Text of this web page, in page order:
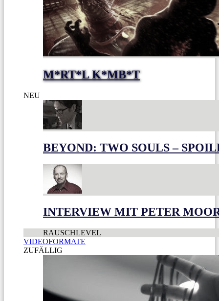
M*RT*L K*MB*T
NEU
BEYOND: TWO SOULS –
INTERVIEW MIT PETER
RAUSCHLEVEL
VIDEOFORMATE
ZUFÄLLIG